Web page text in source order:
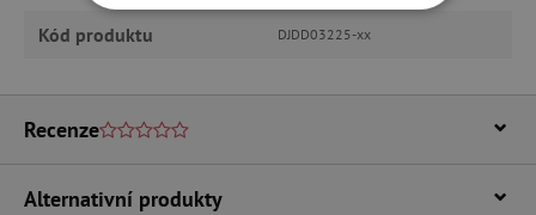
Kód produktu DJDD03225-xx
Recenze
Alternativní produkty
NEZBYTNĚ NUTNÉ COOKIES
MARKETINGOVÉ COOKIES
FUNKČNÍ SOUBORY